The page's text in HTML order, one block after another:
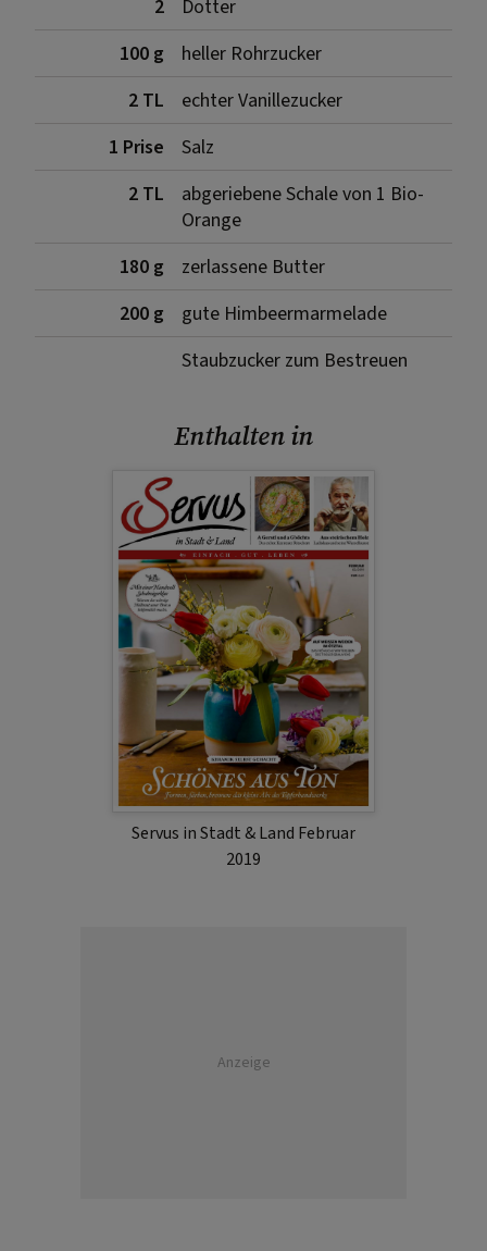
2
Dotter
100 g
heller Rohrzucker
2 TL
echter Vanillezucker
1 Prise
Salz
2 TL
abgeriebene Schale von 1 Bio-
Orange
180 g
zerlassene Butter
200 g
gute Himbeermarmelade
Staubzucker zum Bestreuen
Enthalten in
Servus in Stadt & Land Februar
2019
Anzeige